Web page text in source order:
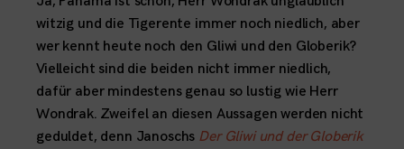
witzig und die Tigerente immer noch niedlich, aber
wer kennt heute noch den Gliwi und den Globerik?
Vielleicht sind die beiden nicht immer niedlich,
dafür aber mindestens genau so lustig wie Herr
Wondrak. Zweifel an diesen Aussagen werden nicht
geduldet, denn Janoschs Der Gliwi und der Globerik